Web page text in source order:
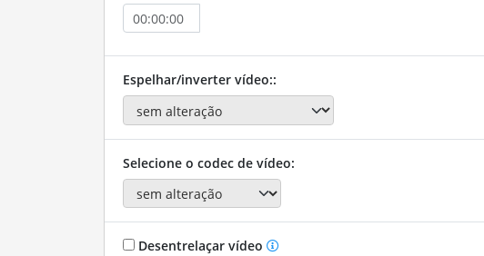
Espelhar/inverter vídeo::
Selecione o codec de vídeo:
Desentrelaçar vídeo